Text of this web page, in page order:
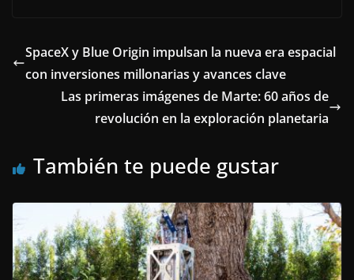
SpaceX y Blue Origin impulsan la nueva era espacial
con inversiones millonarias y avances clave
Las primeras imágenes de Marte: 60 años de
revolución en la exploración planetaria
También te puede gustar